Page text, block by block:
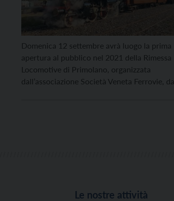
Domenica 12 settembre avrà luogo la prima
apertura al pubblico nel 2021 della Rimessa
Locomotive di Primolano, organizzata
dall’associazione Società Veneta Ferrovie,
Le nostre attività